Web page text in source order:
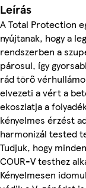
Leírás
A Total Protection
nyújtanak, hogy a
rendszerben a
párosul, így
rád törő
elvezeti a vért a
ekoszlatja a
kényelmes érzést
harmonizál tested
Tudjuk, hogy
COUR-V testhez
Kényelmesen